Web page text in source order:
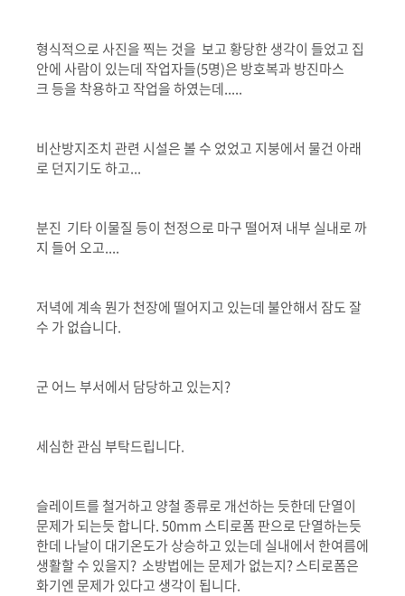
형식적으로 사진을 찍는 것을 보고 황당한 생각이 들었고 집
안에 사람이 있는데 작업자들(5명)은 방호복과 방진마스
크 등을 착용하고 작업을 하였는데.....
비산방지조치 관련 시설은 볼 수 었었고 지붕에서 물건 아래
로 던지기도 하고...
분진 기타 이물질 등이 천정으로 마구 떨어져 내부 실내로 까
지 들어 오고....
저녁에 계속 뭔가 천장에 떨어지고 있는데 불안해서 잠도 잘
수 가 없습니다.
군 어느 부서에서 담당하고 있는지?
세심한 관심 부탁드립니다.
슬레이트를 철거하고 양철 종류로 개선하는 듯한데 단열이
문제가 되는듯 합니다. 50mm 스티로폼 판으로 단열하는듯
한데 나날이 대기온도가 상승하고 있는데 실내에서 한여름에
생활할 수 있을지? 소방법에는 문제가 없는지? 스티로폼은
화기엔 문제가 있다고 생각이 됩니다.